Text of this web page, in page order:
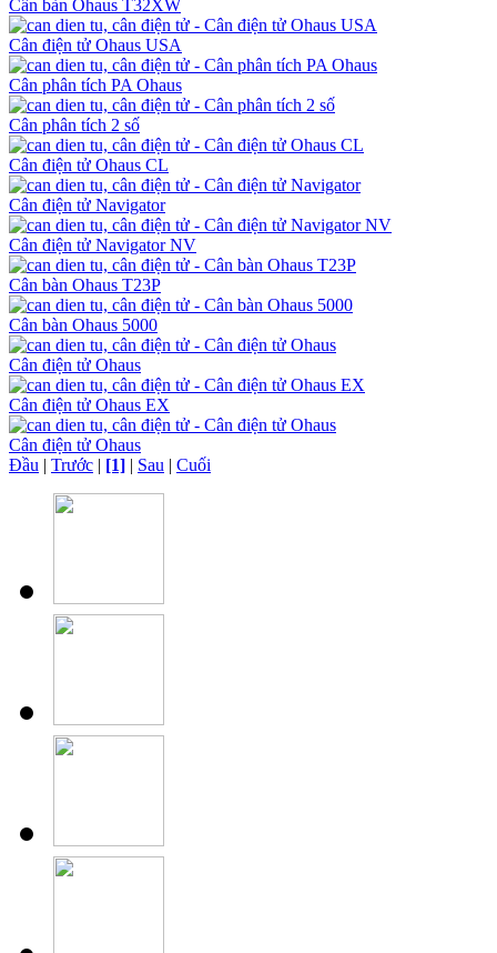
Cân bàn Ohaus T32XW
Cân điện tử Ohaus USA
Cân phân tích PA Ohaus
Cân phân tích 2 số
Cân điện tử Ohaus CL
Cân điện tử Navigator
Cân điện tử Navigator NV
Cân bàn Ohaus T23P
Cân bàn Ohaus 5000
Cân điện tử Ohaus
Cân điện tử Ohaus EX
Cân điện tử Ohaus
Đầu | Trước | [1] | Sau | Cuối